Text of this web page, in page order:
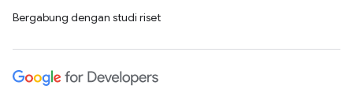
Bergabung dengan studi riset